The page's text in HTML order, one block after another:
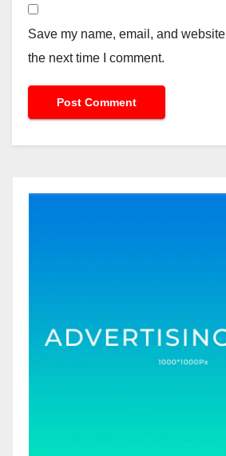
Save my name, email, and
the next time I comment.